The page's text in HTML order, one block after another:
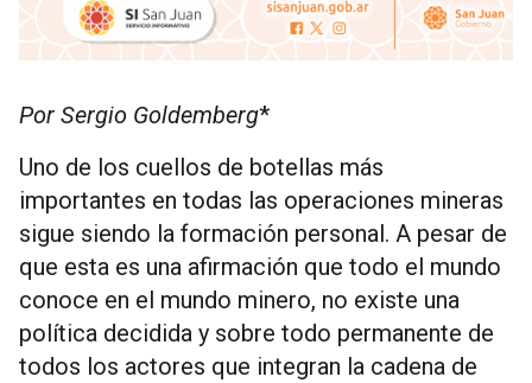
Por Sergio Goldemberg*
Uno de los cuellos de botellas más
importantes en todas las operaciones mineras
sigue siendo la formación personal. A pesar de
que esta es una afirmación que todo el mundo
conoce en el mundo minero, no existe una
política decidida y sobre todo permanente de
todos los actores que integran la cadena de